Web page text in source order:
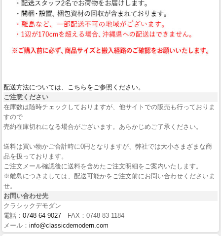
配送方法については、こちらをご参照ください。
ご注意ください
在庫数は随時チェックしておりますが、他サイトでの販売も行っておりま
すので
売約在庫切れになる場合がございます。あらかじめご了承ください。
送料は買い物かご合計時に0円となりますが、弊社では大小さまざまな商
品を扱っております。
ご注文メール確認後に送料を含めたご注文明細をご案内いたします。
※離島につきましては、配送可能かをご注文前にお問い合わせくださいま
せ。
お問い合わせ先
クラシックデモダン
電話： 0748-64-9027 FAX：0748-83-1184
メール： info@classicdemodern.com